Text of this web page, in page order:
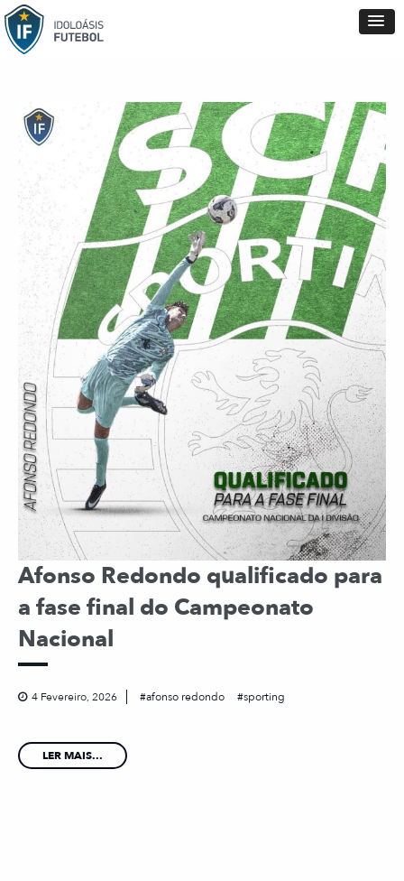
Afonso Redondo qualificado para
a fase final do Campeonato
Nacional
4 Fevereiro, 2026 afonso redondo sporting
LER MAIS...